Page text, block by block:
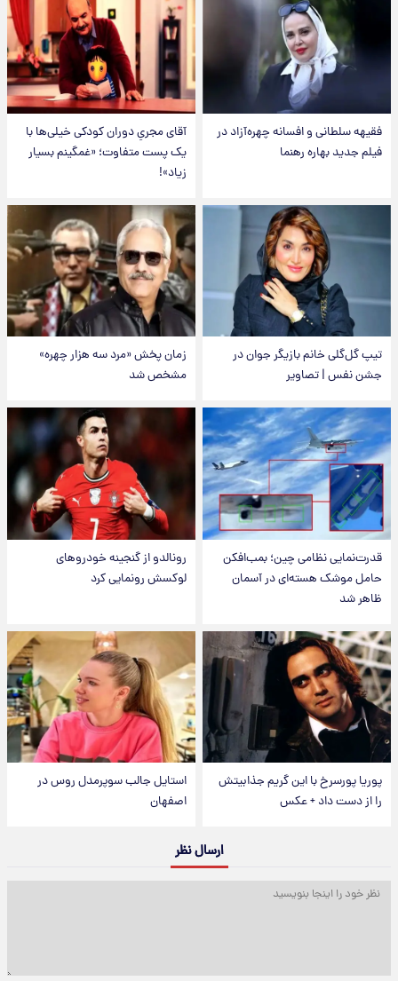
فقیهه سلطانی و افسانه چهره‌آزاد در
فیلم جدید بهاره رهنما
آقای مجریِ دوران کودکی خیلی‌ها با
یک پست متفاوت؛ «غمگینم بسیار
زیاد»!
تیپ گل‌گلی خانم بازیگر جوان در
جشن نفس | تصاویر
زمان پخش «مرد سه هزار چهره»
مشخص شد
قدرت‌نمایی نظامی چین؛ بمب‌افکن
حامل موشک هسته‌ای در آسمان
ظاهر شد
رونالدو از گنجینه خودروهای
لوکسش رونمایی کرد
پوریا پورسرخ با این گریم جذابیتش
را از دست داد + عکس
استایل جالب سوپرمدل روس در
اصفهان
ارسال نظر